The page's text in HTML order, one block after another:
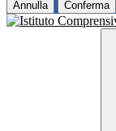
Annulla Conferma